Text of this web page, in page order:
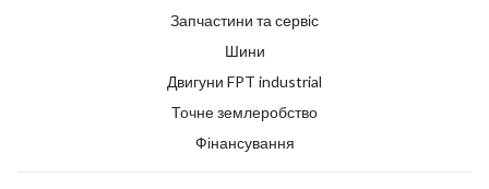
Запчастини та сервіс
Шини
Двигуни FPT industrial
Точне землеробство
Фінансування